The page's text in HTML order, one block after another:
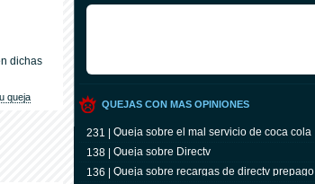
dichas
queja
QUEJAS CON MAS OPINIONES
231 | Queja sobre el mal servicio de coca cola
138 | Queja sobre Directv
136 | Queja sobre recargas de directv prepago